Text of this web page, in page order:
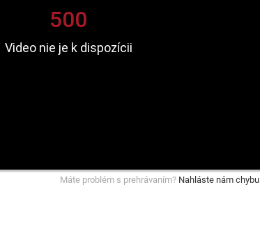
Máte problém s prehrávaním? Nahláste nám chybu